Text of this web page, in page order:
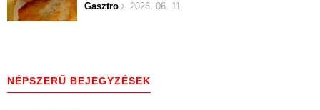
Gasztro 2026. 06. 11.
NÉPSZERŰ BEJEGYZÉSEK